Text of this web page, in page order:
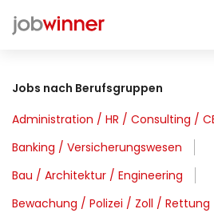
Jobs nach Berufsgruppen
Administration / HR / Consulting /
Banking / Versicherungswesen
Bau / Architektur / Engineering
Bewachung / Polizei / Zoll / Rettung